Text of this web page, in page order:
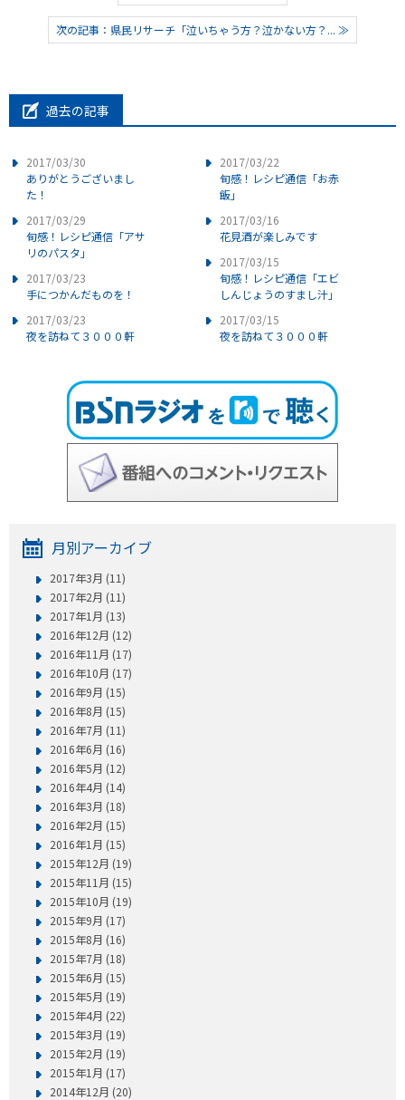
次の記事：県民リサーチ「泣いちゃう方？泣かない方？... ≫
過去の記事
2017/03/30
ありがとうございまし
た！
2017/03/29
旬感！レシピ通信「アサ
リのパスタ」
2017/03/23
手につかんだものを！
2017/03/23
夜を訪ねて３０００軒
2017/03/22
旬感！レシピ通信「お赤
飯」
2017/03/16
花見酒が楽しみです
2017/03/15
旬感！レシピ通信「エビ
しんじょうのすまし汁」
2017/03/15
夜を訪ねて３０００軒
月別アーカイブ
2017年3月 (11)
2017年2月 (11)
2017年1月 (13)
2016年12月 (12)
2016年11月 (17)
2016年10月 (17)
2016年9月 (15)
2016年8月 (15)
2016年7月 (11)
2016年6月 (16)
2016年5月 (12)
2016年4月 (14)
2016年3月 (18)
2016年2月 (15)
2016年1月 (15)
2015年12月 (19)
2015年11月 (15)
2015年10月 (19)
2015年9月 (17)
2015年8月 (16)
2015年7月 (18)
2015年6月 (15)
2015年5月 (19)
2015年4月 (22)
2015年3月 (19)
2015年2月 (19)
2015年1月 (17)
2014年12月 (20)